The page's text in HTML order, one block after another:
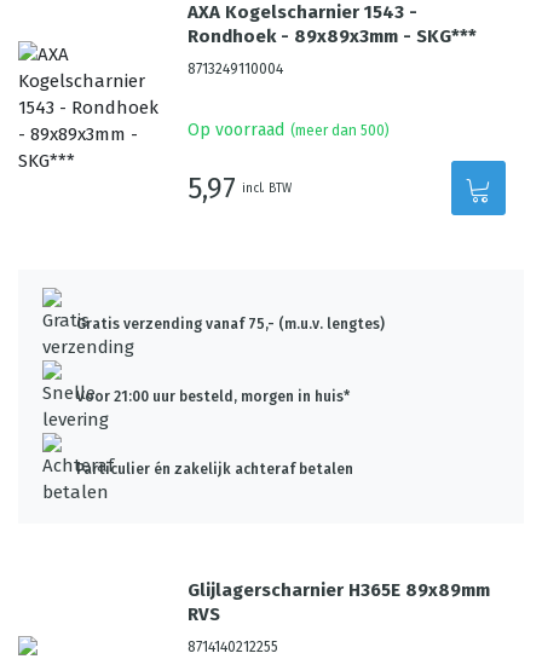
AXA Kogelscharnier 1543 -
Rondhoek - 89x89x3mm - SKG***
8713249110004
Op voorraad (meer dan 500)
5,97 incl. BTW
Gratis verzending vanaf 75,- (m.u.v. lengtes)
Voor 21:00 uur besteld, morgen in huis*
Particulier én zakelijk achteraf betalen
Glijlagerscharnier H365E 89x89mm
RVS
8714140212255